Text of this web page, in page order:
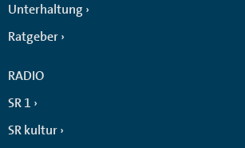
Unterhaltung
Ratgeber
RADIO
SR 1
SR kultur